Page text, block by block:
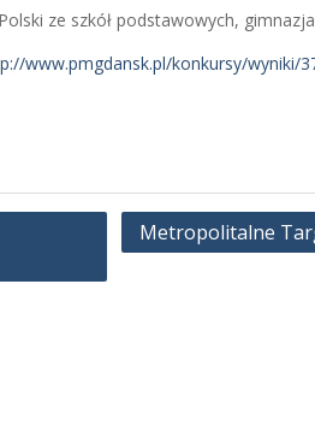
ze szkół podstawowych,
www.pmgdansk.pl/konkursy/wyniki/
Metropolitalne